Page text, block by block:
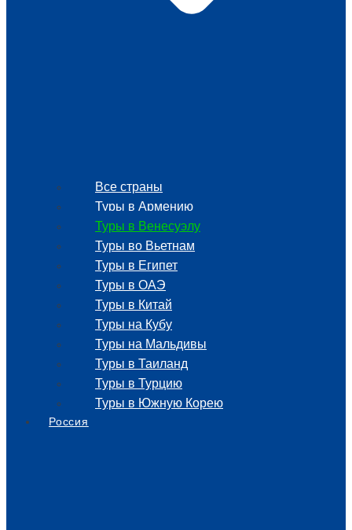
Все страны
Туры в Армению
Туры в Венесуэлу
Туры во Вьетнам
Туры в Египет
Туры в ОАЭ
Туры в Китай
Туры на Кубу
Туры на Мальдивы
Туры в Таиланд
Туры в Турцию
Туры в Южную Корею
Россия